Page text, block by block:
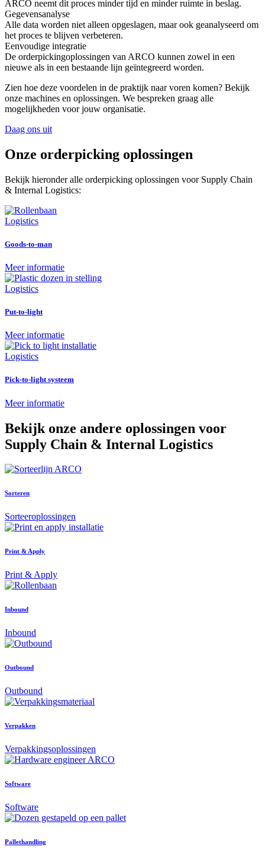
ARCO neemt dit proces minder tijd en minder ruimte in beslag.
Gegevensanalyse
Alle data worden niet alleen opgeslagen, maar ook geanalyseerd om
het proces te blijven verbeteren.
Eenvoudige integratie
De orderpickingoplossingen van ARCO kunnen zowel in een
nieuwe als in een bestaande lijn geïntegreerd worden.
Zien hoe deze voordelen in de praktijk naar voren komen? Bekijk
onze machines en oplossingen. We bespreken graag alle
mogelijkheden voor jouw organisatie.
Daag ons uit
Onze orderpicking oplossingen
Bekijk hieronder alle orderpicking oplossingen voor Supply Chain
& Internal Logistics:
Logistics
Goods-to-man
Meer informatie
Logistics
Put-to-light
Meer informatie
Logistics
Pick-to-light systeem
Meer informatie
Bekijk onze andere oplossingen voor
Supply Chain & Internal Logistics
Sorteren
Sorteeroplossingen
Print & Apply
Print & Apply
Inbound
Inbound
Outbound
Outbound
Verpakken
Verpakkingsoplossingen
Software
Software
Pallethandling